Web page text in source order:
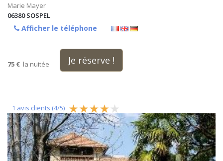
Marie Mayer
06380 SOSPEL
Afficher le téléphone
75 € la nuitée Je réserve !
1 avis clients (4/5)